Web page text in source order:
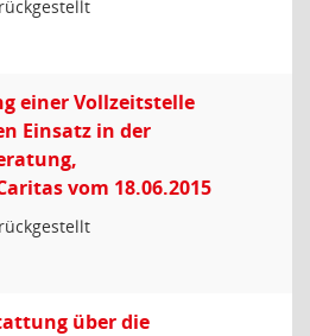
einer Vollzeitstelle
Einsatz in der
vom 18.06.2015
über die